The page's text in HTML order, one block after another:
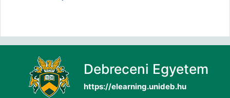
Debreceni Egyetem
https://elearning.unideb.hu